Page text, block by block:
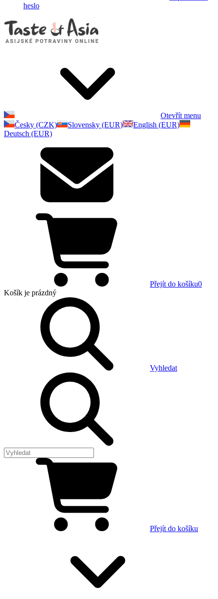
heslo
Otevřít menu
Česky (CZK)
Slovensky (EUR)
English (EUR)
Deutsch (EUR)
Přejít do košíku0
Košík je prázdný
Vyhledat
Přejít do košíku